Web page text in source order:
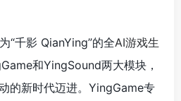
“千影 QianYing”的全AI游戏生
和YingSound两大模块，
的新时代迈进。YingGame专